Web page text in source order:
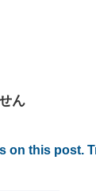
ん
on this post.